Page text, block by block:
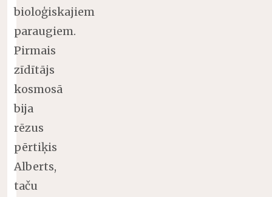
bioloģiskajiem
paraugiem.
Pirmais
zīdītājs
kosmosā
bija
rēzus
pērtiķis
Alberts,
taču